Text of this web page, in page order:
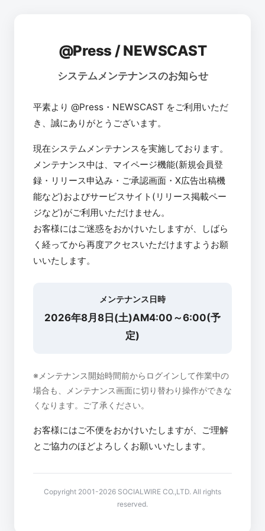
@Press / NEWSCAST
システムメンテナンスのお知らせ
平素より @Press・NEWSCAST をご利用いただ
き、誠にありがとうございます。
現在システムメンテナンスを実施しております。
メンテナンス中は、マイページ機能(新規会員登
録・リリース申込み・ご承認画面・X広告出稿機
能など)およびサービスサイト(リリース掲載ペー
ジなど)がご利用いただけません。
お客様にはご迷惑をおかけいたしますが、しばら
く経ってから再度アクセスいただけますようお願
いいたします。
メンテナンス日時
2026年8月8日(土)AM4:00～6:00(予
定)
※メンテナンス開始時間前からログインして作業中の
場合も、メンテナンス画面に切り替わり操作ができな
くなります。ご了承ください。
お客様にはご不便をおかけいたしますが、ご理解
とご協力のほどよろしくお願いいたします。
Copyright 2001-2026 SOCIALWIRE CO.,LTD. All rights
reserved.